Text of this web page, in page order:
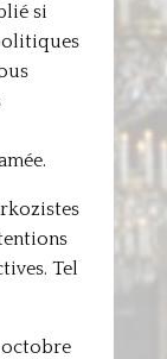
si
Tel
octobre